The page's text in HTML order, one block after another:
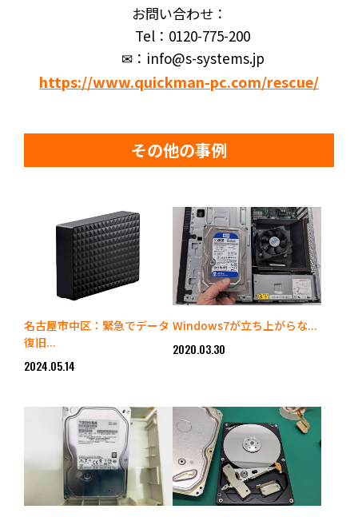
お問い合わせ：
Tel：0120-775-200
✉：info@s-systems.jp
https://www.quickman-pc.com/rescue/
その他の事例
名古屋市中区：緊急でデータ
復旧...
2024.05.14
Windows7が立ち上がらな...
2020.03.30